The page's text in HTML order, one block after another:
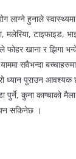
लाग्ने हुनाले
टाइफाइड,
फोहर खाना र झिगा
सवैभन्दा
ध्यान पुराउन आवश्यक
पुर्ने, कुना काप्चाको
सकिनेछ ।